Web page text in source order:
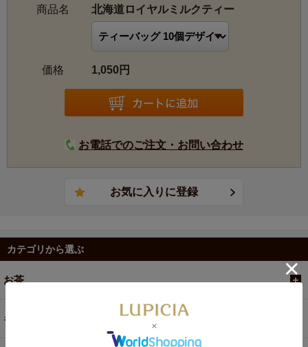
北海道ロイヤルミルクティー：北海道のミルクをイメージ
し、コクのある紅茶に香りづけ。濃厚なロイヤルミルクテ
商品名
北海道ロイヤルミルクティー
価格 1,050円
お電話でのご注文・お問い合わせ
カテゴリから選ぶ
お茶
ギフト